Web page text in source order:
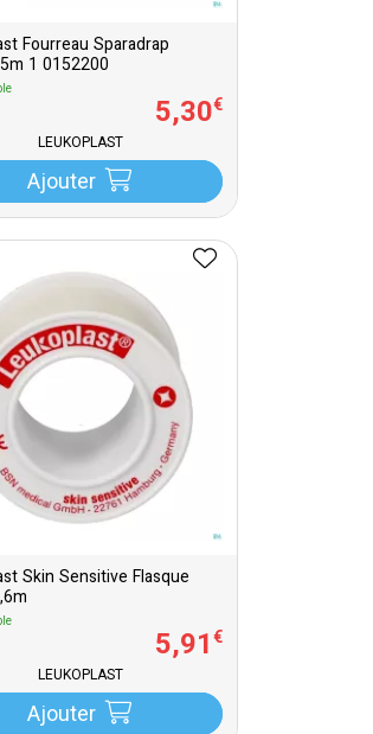
Fourreau Sparadrap
1 0152200
5,30€
LEUKOPLAST
Ajouter
Skin Sensitive Flasque
5,91€
LEUKOPLAST
Ajouter